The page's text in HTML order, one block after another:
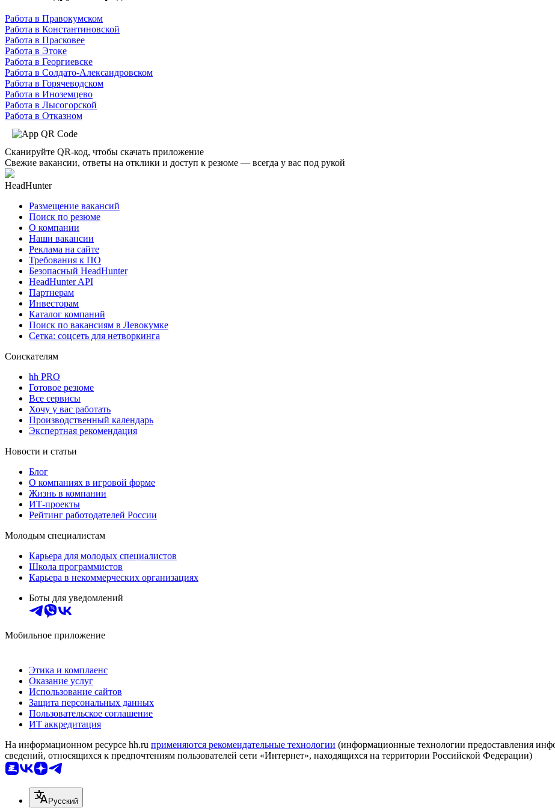
Работа в Правокумском
Работа в Константиновской
Работа в Прасковее
Работа в Этоке
Работа в Георгиевске
Работа в Солдато-Александровском
Работа в Горячеводском
Работа в Иноземцево
Работа в Лысогорской
Работа в Отказном
Сканируйте QR-код, чтобы скачать приложение
Свежие вакансии, ответы на отклики и доступ к резюме — всегда у вас под рукой
HeadHunter
Размещение вакансий
Поиск по резюме
О компании
Наши вакансии
Реклама на сайте
Требования к ПО
Безопасный HeadHunter
HeadHunter API
Партнерам
Инвесторам
Каталог компаний
Поиск по вакансиям в Левокумке
Сетка: соцсеть для нетворкинга
Соискателям
hh PRO
Готовое резюме
Все сервисы
Хочу у вас работать
Производственный календарь
Экспертная рекомендация
Новости и статьи
Блог
О компаниях в игровой форме
Жизнь в компании
ИТ-проекты
Рейтинг работодателей России
Молодым специалистам
Карьера для молодых специалистов
Школа программистов
Карьера в некоммерческих организациях
Боты для уведомлений
Мобильное приложение
Этика и комплаенс
Оказание услуг
Использование сайтов
Защита персональных данных
Пользовательское соглашение
ИТ аккредитация
На информационном ресурсе hh.ru применяются рекомендательные технологии (информационные технологии предоставления
сведений, относящихся к предпочтениям пользователей сети «Интернет», находящихся на территории Российской Федерации)
Русский